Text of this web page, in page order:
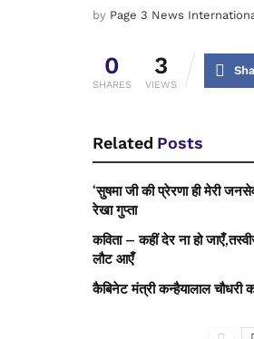
by Page 3 News
0
SHARES
3
VIEWS
Related Posts
‘सुषमा जी की प्रेरणा ही मेरी
रेखा गुप्ता
कविता – कहीं देर ना हो
लौट आएँ
कैबिनेट मंत्री कन्हैयालाल